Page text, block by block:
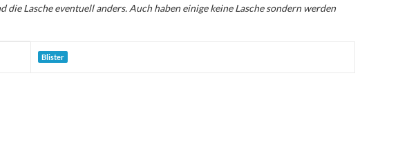
Lasche eventuell anders. Auch haben einige keine Lasche sondern werden
Blister